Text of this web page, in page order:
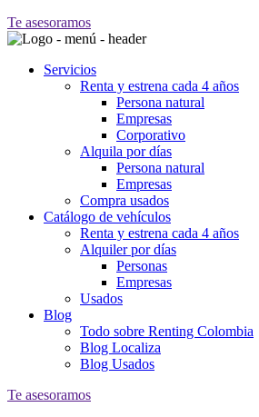
Te asesoramos
Servicios
Renta y estrena cada 4 años
Persona natural
Empresas
Corporativo
Alquila por días
Persona natural
Empresas
Compra usados
Catálogo de vehículos
Renta y estrena cada 4 años
Alquiler por días
Personas
Empresas
Usados
Blog
Todo sobre Renting Colombia
Blog Localiza
Blog Usados
Te asesoramos